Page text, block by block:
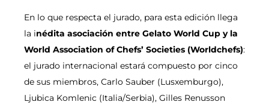
En lo que respecta el jurado, para esta edición llega
la inédita asociación entre Gelato World Cup y la
World Association of Chefs’ Societies (Worldchefs):
el jurado internacional estará compuesto por cinco
de sus miembros, Carlo Sauber (Lusxemburgo),
Ljubica Komlenic (Italia/Serbia), Gilles Renusson